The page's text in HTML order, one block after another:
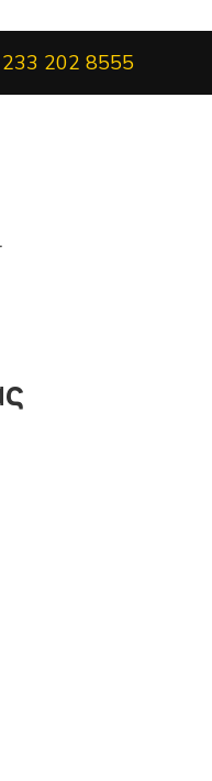
202 8555